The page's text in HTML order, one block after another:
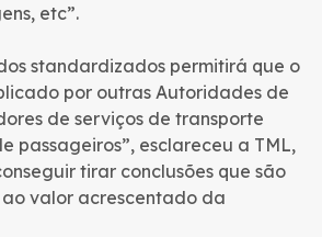
etc”.
standardizados permitirá que o
por outras Autoridades de
de serviços de transporte
passageiros”, esclareceu a TML,
tirar conclusões que são
valor acrescentado da